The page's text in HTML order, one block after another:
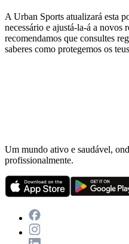
A Urban Sports atualizará esta
necessário e ajustá-la-á a novos
recomendamos que consultes
saberes como protegemos os
Um mundo ativo e saudável,
profissionalmente.